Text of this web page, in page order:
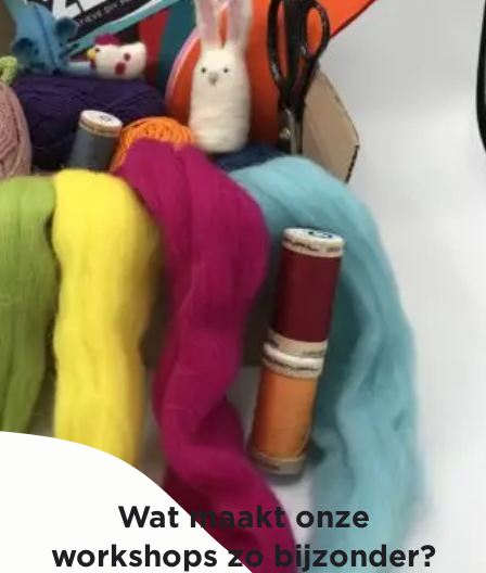
Wat maakt onze
workshops zo bijzonder?